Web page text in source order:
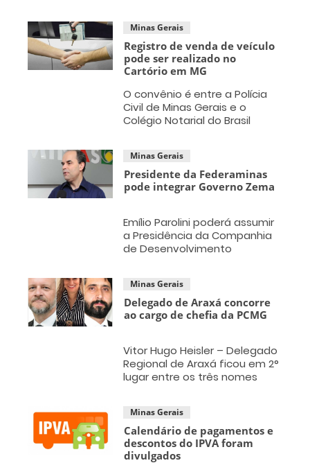
Minas Gerais
Minas Gerais
Registro de venda de veículo
pode ser realizado no
Cartório em MG
O convênio é entre a Polícia
Civil de Minas Gerais e o
Colégio Notarial do Brasil
processo para o comprador e
o vendedor
Minas Gerais
Presidente da Federaminas
pode integrar Governo Zema
Emílio Parolini poderá assumir
a Presidência da Companhia
de Desenvolvimento
Minas Gerais
Delegado de Araxá concorre
ao cargo de chefia da PCMG
Vitor Hugo Heisler – Delegado
Regional de Araxá ficou em 2°
lugar entre os três nomes
transição do governador
eleito Romeu Zema.
Minas Gerais
Calendário de pagamentos e
descontos do IPVA foram
divulgados